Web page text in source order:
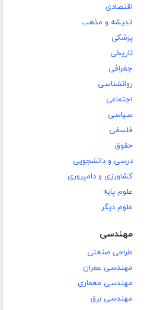
اقتصادی
اندیشه و مذهب
پزشکی
تاریخی
جغرافی
روانشناسی
اجتماعی
سیاسی
فلسفی
حقوق
درسی و دانشجویی
کشاورزی و دامپروری
علوم پایه
علوم دیگر
مهندسی
طراحی صنعتی
مهندسی عمران
مهندسی معماری
مهندسی برق